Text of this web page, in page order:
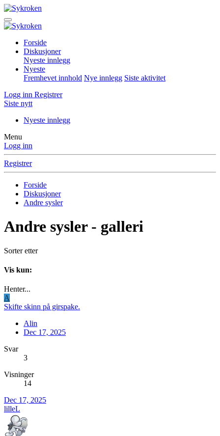
Forside
Diskusjoner
Nyeste innlegg
Nyeste
Fremhevet innhold Nye innlegg Siste aktivitet
Logg inn Registrer
Siste nytt
Nyeste innlegg
Menu
Logg inn
Registrer
Forside
Diskusjoner
Andre sysler
Andre sysler - galleri
Sorter etter
Vis kun:
Henter...
A
Skifte skinn på girspake.
Alin
Dec 17, 2025
Svar
3
Visninger
14
Dec 17, 2025
lilleL